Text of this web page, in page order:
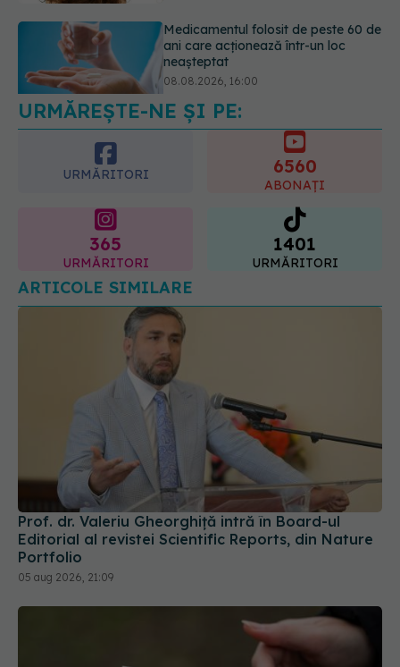
Transpirații nocturne: semnul ignorat
care poate ascunde probleme
serioase de sănătate
08.08.2026, 20:00
URMĂREȘTE-NE ȘI PE:
URMĂRITORI 6560
ABONAȚI
365
URMĂRITORI
1401
URMĂRITORI
ARTICOLE SIMILARE
Prof. dr. Valeriu Gheorghiță intră în Board-ul
Editorial al revistei Scientific Reports, din Nature
Portfolio
05 aug 2026, 21:09